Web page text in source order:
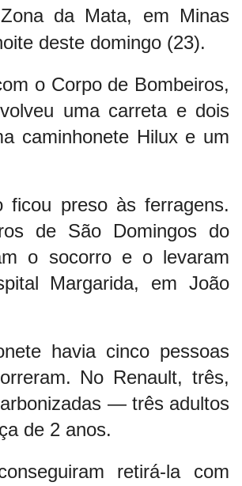
da Mata, em Minas
deste domingo (23).
o Corpo de Bombeiros,
uma carreta e dois
caminhonete Hilux e um
ficou preso às ferragens.
de São Domingos do
o socorro e o levaram
Margarida, em João
havia cinco pessoas
No Renault, três,
— três adultos
de 2 anos.
retirá-la com